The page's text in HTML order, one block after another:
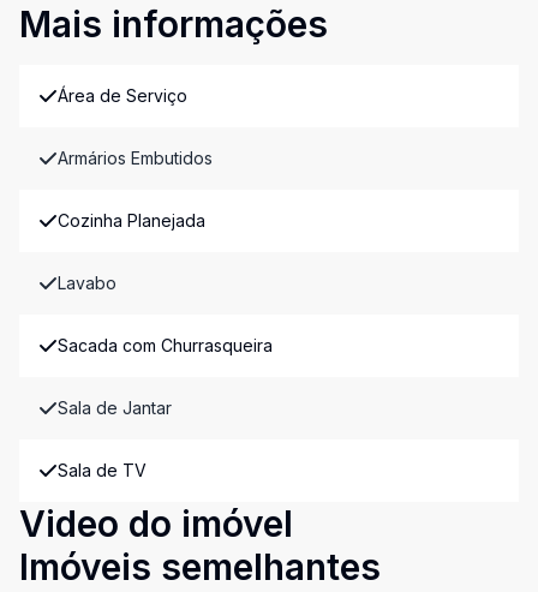
Mais informações
Área de Serviço
Armários Embutidos
Cozinha Planejada
Lavabo
Sacada com Churrasqueira
Sala de Jantar
Sala de TV
Video do imóvel
Imóveis semelhantes